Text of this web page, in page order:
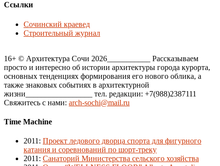
Ссылки
Сочинский краевед
Строительный журнал
16+ © Архитектура Сочи 2026___________ Рассказываем
просто и интересно об истории архитектуры города курорта,
основных тенденциях формирования его нового облика, а
также знаковых событиях в архитектурной
жизни_________________ тел. редакции: +7(988)2387111
Свяжитесь с нами: arch-sochi@mail.ru
Time Machine
2011 : Проект ледового дворца спорта для фигурного
катания и соревнований по шорт-треку
2011 : Санаторий Министерства сельского хозяйства